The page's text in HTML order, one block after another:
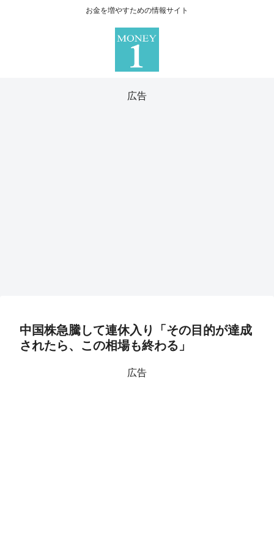
お金を増やすための情報サイト
広告
中国株急騰して連休入り「その目的が達成
されたら、この相場も終わる」
広告